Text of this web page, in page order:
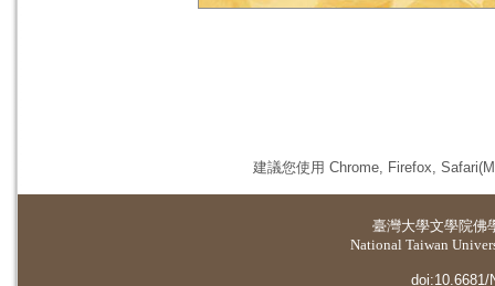
建議您使用 Chrome, Firefox,
臺灣大學文學院佛
National Taiwan
doi:10.6681/